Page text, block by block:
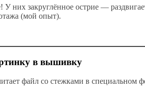
них закруглённое острие —
(мой опыт).
в вышивку
файл со стежками в специальном